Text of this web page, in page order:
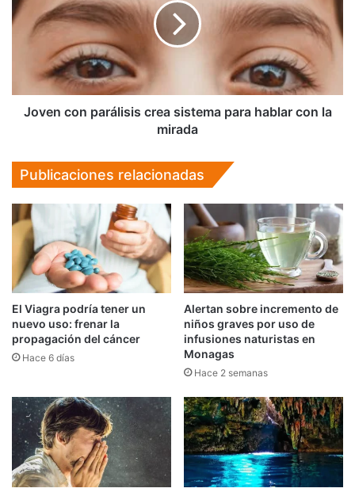
crea
sistema
la
mirada
Joven con parálisis crea sistema para hablar con la
mirada
Publicaciones relacionadas
El Viagra podría tener un
nuevo uso: frenar la
propagación del cáncer
Hace 6 días
Alertan sobre incremento de
niños graves por uso de
infusiones naturistas en
Monagas
Hace 2 semanas